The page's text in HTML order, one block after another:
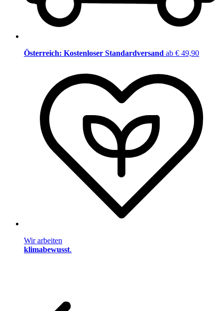
Österreich: Kostenloser Standardversand ab € 49,90
Wir arbeiten
klimabewusst.